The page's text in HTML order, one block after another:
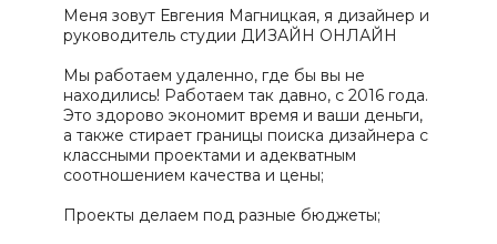
Меня зовут Евгения Магницкая, я дизайнер и
руководитель студии ДИЗАЙН ОНЛАЙН
Мы работаем удаленно, где бы вы не
находились! Работаем так давно, с 2016 года.
Это здорово экономит время и ваши деньги,
а также стирает границы поиска дизайнера с
классными проектами и адекватным
соотношением качества и цены;
Проекты делаем под разные бюджеты;